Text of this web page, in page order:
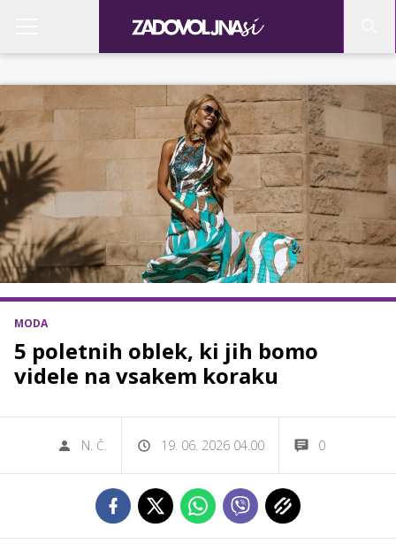
MODA
5 poletnih oblek, ki jih bomo
videle na vsakem koraku
N. Č. 19. 06. 2026 04.00 0